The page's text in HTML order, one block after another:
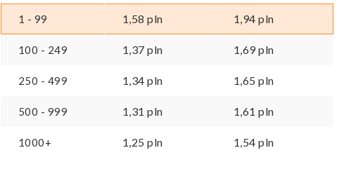
1 - 99 1,58pln 1,94pln
100 - 249 1,37pln 1,69pln
250 - 499 1,34pln 1,65pln
500 - 999 1,31pln 1,61pln
1000+ 1,25pln 1,54pln